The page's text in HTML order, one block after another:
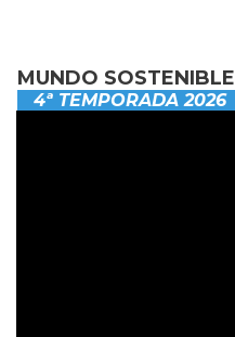
MUNDO SOSTENIBLE
4ª TEMPORADA 2026